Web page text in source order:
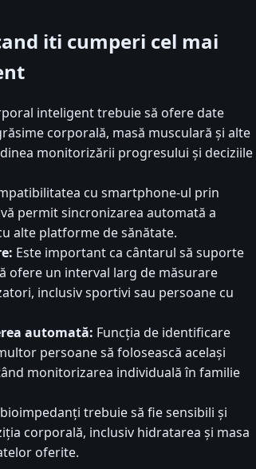
iti cumperi cel mai
inteligent trebuie să ofere date
corporală, masă musculară și alte
monitorizării progresului și deciziile
cu smartphone-ul prin
permit sincronizarea automată a
alte platforme de sănătate.
Este important ca cântarul să suporte
ofere un interval larg de măsurare
inclusiv sportivi sau persoane cu
automată: Funcția de identificare
persoane să folosească același
monitorizarea individuală în familie
trebuie să fie sensibili și
corporală, inclusiv hidratarea și masa
oferite.